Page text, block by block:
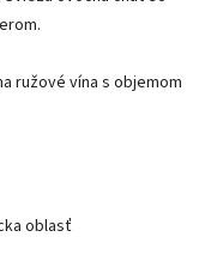
ružové vína s objemom
oblasť